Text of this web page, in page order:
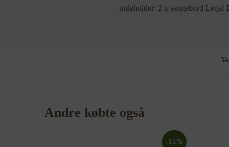
indeholder: 2 x sengebord Legal
Andre købte også
-15%